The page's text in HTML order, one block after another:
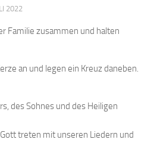
2022
Familie zusammen und halten
an und legen ein Kreuz daneben.
des Sohnes und des Heiligen
treten mit unseren Liedern und